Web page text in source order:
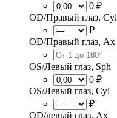
0 ₽
OD/Правый глаз, Cyl
₽
OD/Правый глаз, Ax
OS/Левый глаз, Sph
0 ₽
OS/Левый глаз, Cyl
₽
OD/левый глаз, Ax